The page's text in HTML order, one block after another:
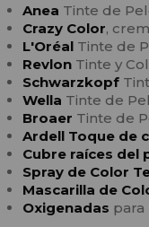
Anea Tinte de
Crazy Color,
L'Oréal Tinte de
Revlon Tinte y
Schwarzkopf
Wella Tinte de
Broaer Tinte de
Ardell Toque de
Cubre raíces del
Spray de Color
Mascarilla de
Oxigenadas